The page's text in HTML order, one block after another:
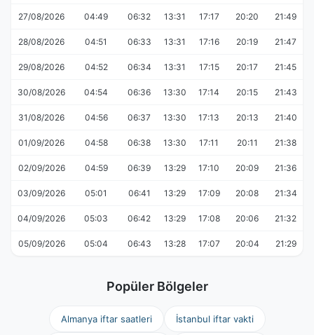
27/08/2026 04:49 06:32 13:31 17:17 20:20 21:49
28/08/2026 04:51 06:33 13:31 17:16 20:19 21:47
29/08/2026 04:52 06:34 13:31 17:15 20:17 21:45
30/08/2026 04:54 06:36 13:30 17:14 20:15 21:43
31/08/2026 04:56 06:37 13:30 17:13 20:13 21:40
01/09/2026 04:58 06:38 13:30 17:11 20:11 21:38
02/09/2026 04:59 06:39 13:29 17:10 20:09 21:36
03/09/2026 05:01 06:41 13:29 17:09 20:08 21:34
04/09/2026 05:03 06:42 13:29 17:08 20:06 21:32
05/09/2026 05:04 06:43 13:28 17:07 20:04 21:29
Popüler Bölgeler
Almanya iftar saatleri İstanbul iftar vakti